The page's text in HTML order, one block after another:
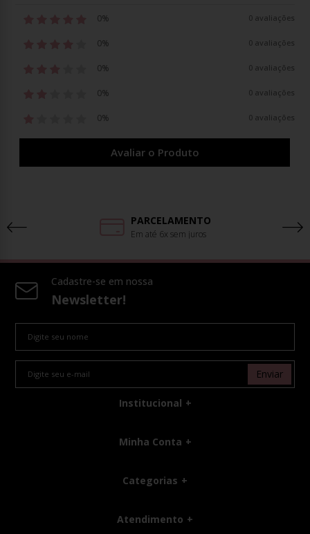
0% 0 avaliações
0% 0 avaliações
0% 0 avaliações
0% 0 avaliações
0% 0 avaliações
Avaliar o Produto
PARCELAMENTO
Em até 6x sem juros
Cadastre-se em nossa
Newsletter!
Enviar
Institucional
Minha Conta
Categorias
Atendimento